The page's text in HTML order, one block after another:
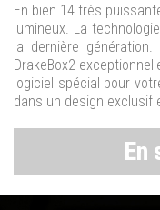
En bien 14 très
lumineux. La
la dernière
DrakeBox2
logiciel spécial pour
dans un design exclusif
En